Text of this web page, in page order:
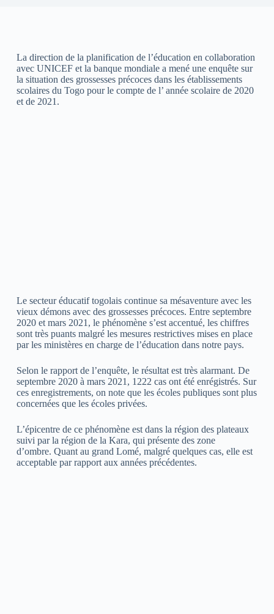
La direction de la planification de l’éducation en collaboration
avec UNICEF et la banque mondiale a mené une enquête sur
la situation des grossesses précoces dans les établissements
scolaires du Togo pour le compte de l’ année scolaire de 2020
et de 2021.
Le secteur éducatif togolais continue sa mésaventure avec les
vieux démons avec des grossesses précoces. Entre septembre
2020 et mars 2021, le phénomène s’est accentué, les chiffres
sont très puants malgré les mesures restrictives mises en place
par les ministères en charge de l’éducation dans notre pays.
Selon le rapport de l’enquête, le résultat est très alarmant. De
septembre 2020 à mars 2021, 1222 cas ont été enrégistrés. Sur
ces enregistrements, on note que les écoles publiques sont plus
concernées que les écoles privées.
L’épicentre de ce phénomène est dans la région des plateaux
suivi par la région de la Kara, qui présente des zone
d’ombre. Quant au grand Lomé, malgré quelques cas, elle est
acceptable par rapport aux années précédentes.